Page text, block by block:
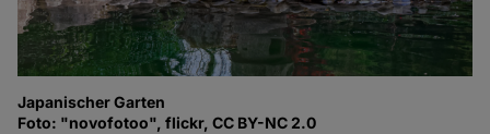
Japanischer Garten
Foto: "novofotoo", flickr, CC BY-NC 2.0